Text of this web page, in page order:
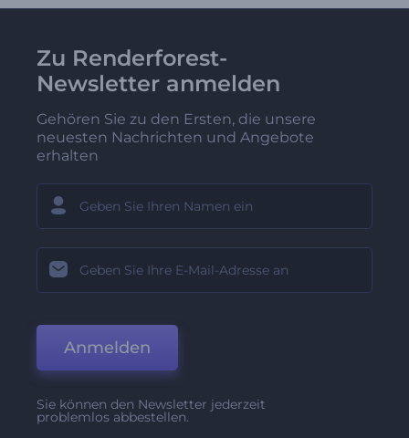
Zu Renderforest-
Newsletter anmelden
Gehören Sie zu den Ersten, die unsere
neuesten Nachrichten und Angebote
erhalten
Anmelden
Sie können den Newsletter jederzeit
problemlos abbestellen.